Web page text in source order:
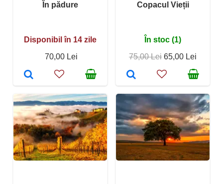
În pădure
Disponibil în 14 zile
70,00 Lei
Copacul Vieții
În stoc (1)
75,00 Lei 65,00 Lei